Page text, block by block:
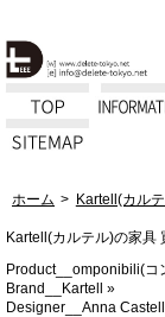
ホーム Kartell(カル
Kartell(カルテル)の家具
Product__omponibili(コ
Brand__Kartell »
Designer__Anna